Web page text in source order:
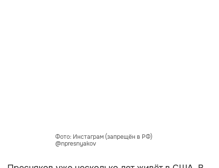
Фото: Инстаграм (запрещён в РФ)
@npresnyakov